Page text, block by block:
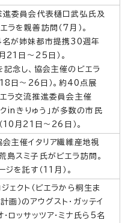
進委員会代表樋口武弘氏及
を親善訪問（7月）。
名が姉妹都市提携30週年
21日〜25日）。
念し、協会主催のビエラ
日〜26日）。約40点展
エラ交流推進委員会主催
クinきりゅう」が多数の市民
10月21日〜26日）。
会主催イタリア繊維産地視
島スミ子氏がビエラ訪問。
を託す（11月）。
ェクト（ビエラから桐生ま
）のアウグスト・ガッテイ
ロッサッツア・ミナ氏ら5名